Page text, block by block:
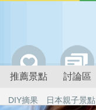
推薦景點 討論區
DIY摘果 日本親子景點